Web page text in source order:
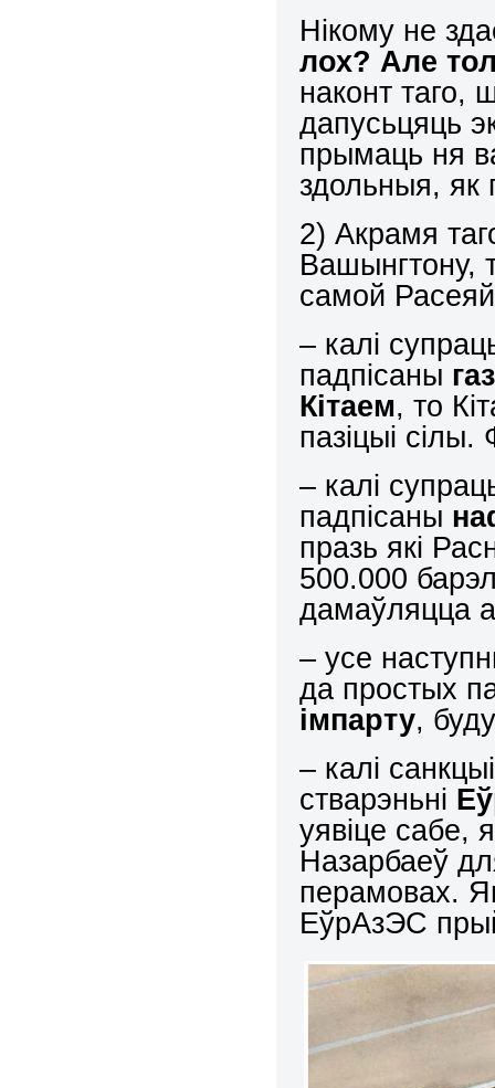
Нікому не
лох? Але
наконт таго,
дапусьцяць
прымаць ня
здольныя, як
2) Акрамя
Вашынгтону,
самой
– калі
падпісаны
Кітаем, то
пазіцыі
– калі
падпісаны
празь які
500.000
дамаўляцца
– усе
да простых
імпарту,
– калі
стварэньні
уявіце сабе,
Назарбаеў
перамовах.
ЕўрАзЭС